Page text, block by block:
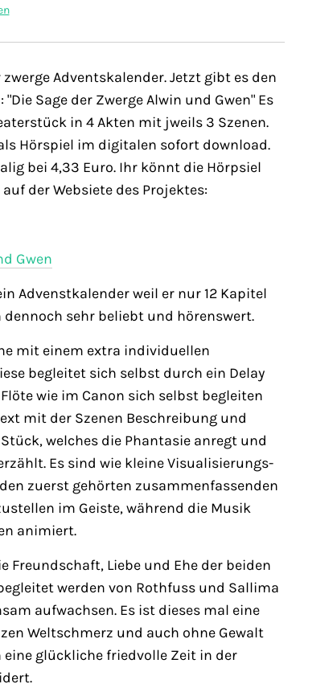
Adventskalender. Jetzt gibt es den
Sage der Zwerge Alwin und Gwen" Es
in 4 Akten mit jweils 3 Szenen.
Hörspiel im digitalen sofort download.
bei 4,33 Euro. Ihr könnt die Hörpsiel
der Websiete des Projektes:
Gwen
Advenstkalender weil er nur 12 Kapitel
sehr beliebt und hörenswert.
mit einem extra individuellen
begleitet sich selbst durch ein Delay
wie im Canon sich selbst begleiten
mit der Szenen Beschreibung und
welches die Phantasie anregt und
Es sind wie kleine Visualisierungs-
zuerst gehörten zusammenfassenden
im Geiste, während die Musik
animiert.
Freundschaft, Liebe und Ehe der beiden
werden von Rothfuss und Sallima
aufwachsen. Es ist dieses mal eine
Weltschmerz und auch ohne Gewalt
glückliche friedvolle Zeit in der